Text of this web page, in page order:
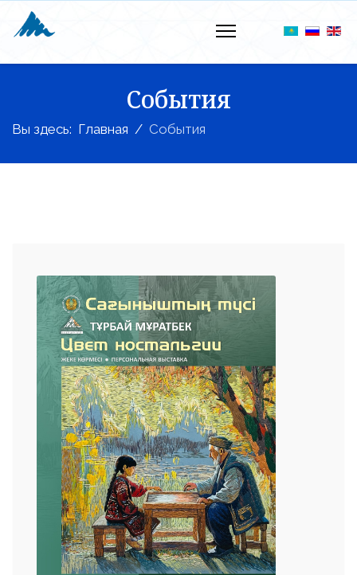
События
Вы здесь: Главная События